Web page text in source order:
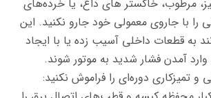
مرطوب، خاکستر های داغ، یا خرده‌های
را با جاروی معمولی خود جارو نکنید. این
به قطعات داخلی آسیب زده یا با ایجاد
وارد آمدن فشار شدید به موتور شوند.
و تمیزکاری دوره‌ای را فراموش نکنید: